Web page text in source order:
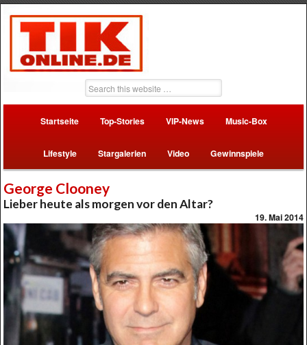
Startseite Top-Stories VIP-News Music-Box
Lifestyle Stargalerien Video Gewinnspiele
George Clooney
Lieber heute als morgen vor den Altar?
19. Mai 2014